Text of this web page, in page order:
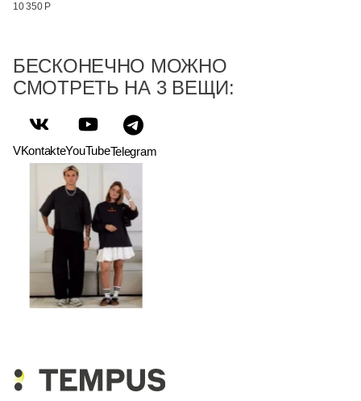
10 350 Р
БЕСКОНЕЧНО МОЖНО
СМОТРЕТЬ НА 3 ВЕЩИ:
VKontakteYouTubeTelegram